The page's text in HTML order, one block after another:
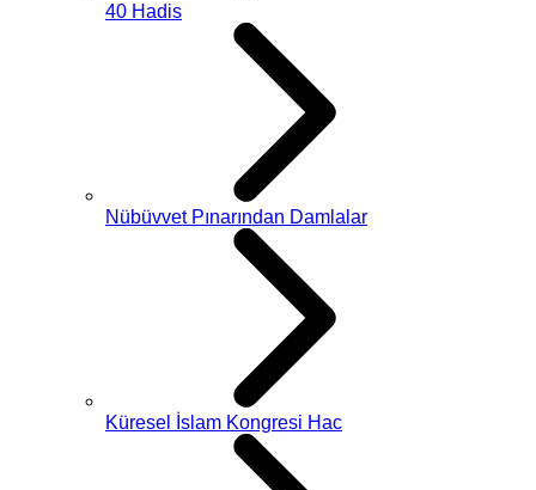
40 Hadis
Nübüvvet Pınarından Damlalar
Küresel İslam Kongresi Hac